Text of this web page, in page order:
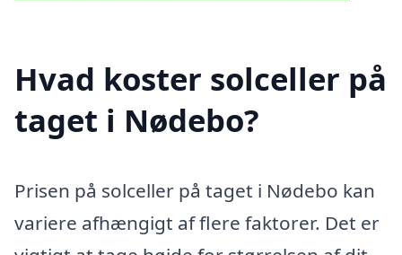
Hvad koster solceller på
taget i Nødebo?
Prisen på solceller på taget i Nødebo kan
variere afhængigt af flere faktorer. Det er